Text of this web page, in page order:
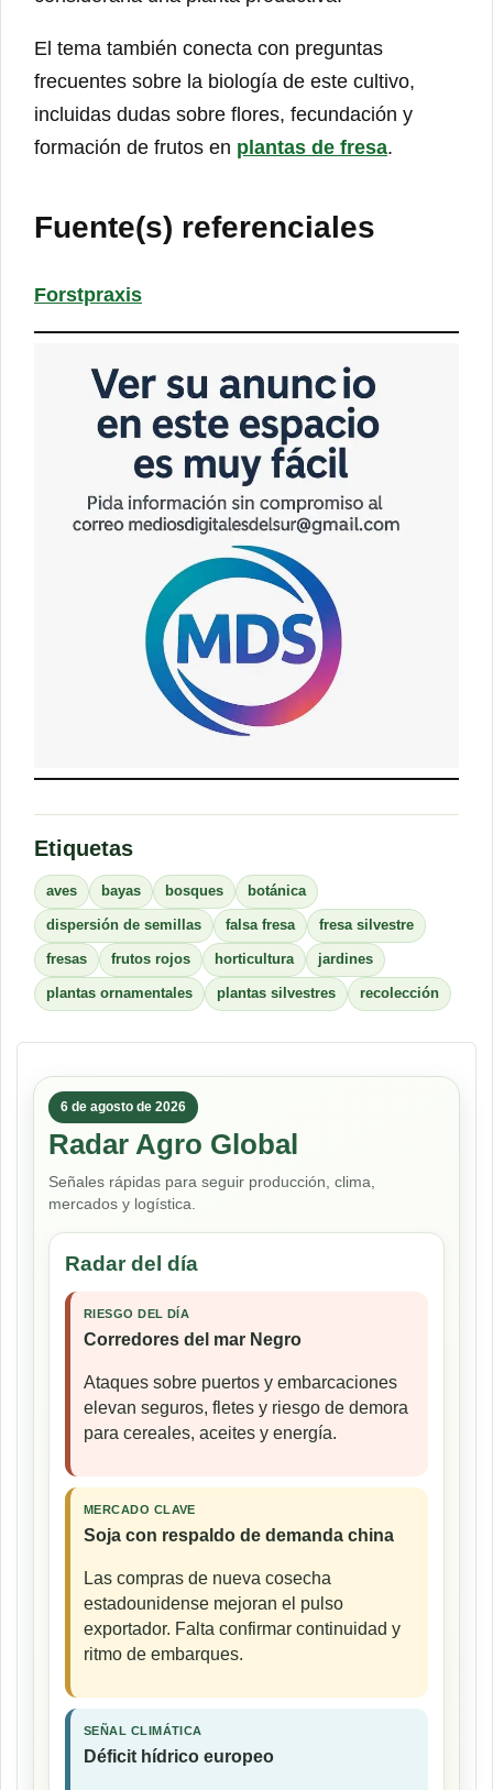
El tema también conecta con preguntas
frecuentes sobre la biología de este cultivo,
incluidas dudas sobre flores, fecundación y
formación de frutos en plantas de fresa.
Fuente(s) referenciales
Forstpraxis
Etiquetas
aves bayas bosques botánica
dispersión de semillas falsa fresa fresa silvestre
fresas frutos rojos horticultura jardines
plantas ornamentales plantas silvestres recolección
6 de agosto de 2026
Radar Agro Global
Señales rápidas para seguir producción, clima,
mercados y logística.
Radar del día
RIESGO DEL DÍA
Corredores del mar Negro
Ataques sobre puertos y embarcaciones
elevan seguros, fletes y riesgo de demora
para cereales, aceites y energía.
MERCADO CLAVE
Soja con respaldo de demanda china
Las compras de nueva cosecha
estadounidense mejoran el pulso
exportador. Falta confirmar continuidad y
ritmo de embarques.
SEÑAL CLIMÁTICA
Déficit hídrico europeo